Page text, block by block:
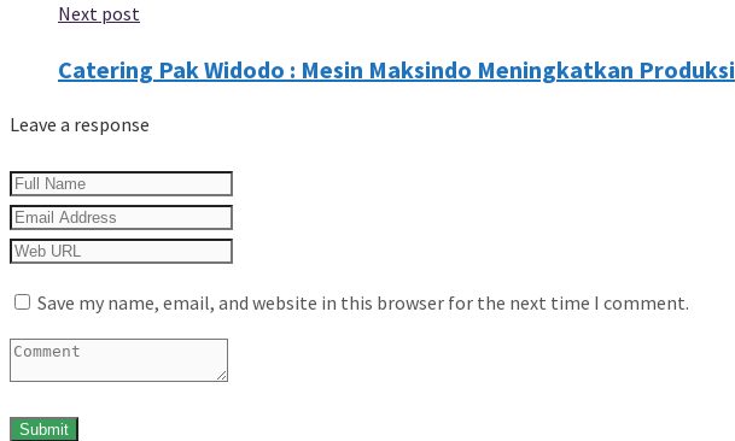
Next post
Catering Pak Widodo : Mesin Maksindo Meningkatkan Produksi
Leave a response
Save my name, email, and website in this browser for the next time I comment.